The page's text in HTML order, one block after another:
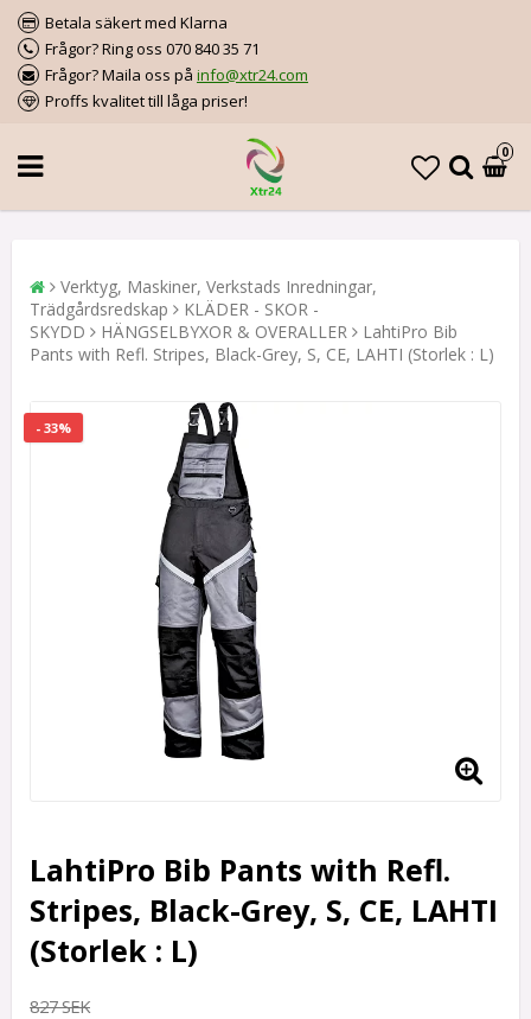
Betala säkert med Klarna
Frågor? Ring oss 070 840 35 71
Frågor? Maila oss på info@xtr24.com
Proffs kvalitet till låga priser!
0
Verktyg, Maskiner, Verkstads Inredningar,
Trädgårdsredskap
KLÄDER - SKOR -
SKYDD
HÄNGSELBYXOR & OVERALLER
LahtiPro Bib
Pants with Refl. Stripes, Black-Grey, S, CE, LAHTI (Storlek : L)
- 33%
LahtiPro Bib Pants with Refl.
Stripes, Black-Grey, S, CE, LAHTI
(Storlek : L)
827 SEK